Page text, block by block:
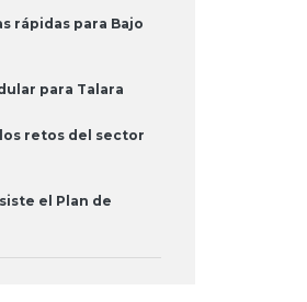
rápidas para Bajo
para Talara
los retos del sector
el Plan de